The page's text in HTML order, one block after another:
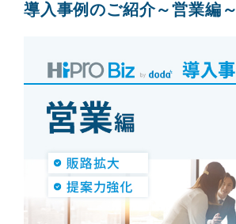
導入事例のご紹介～営業編～